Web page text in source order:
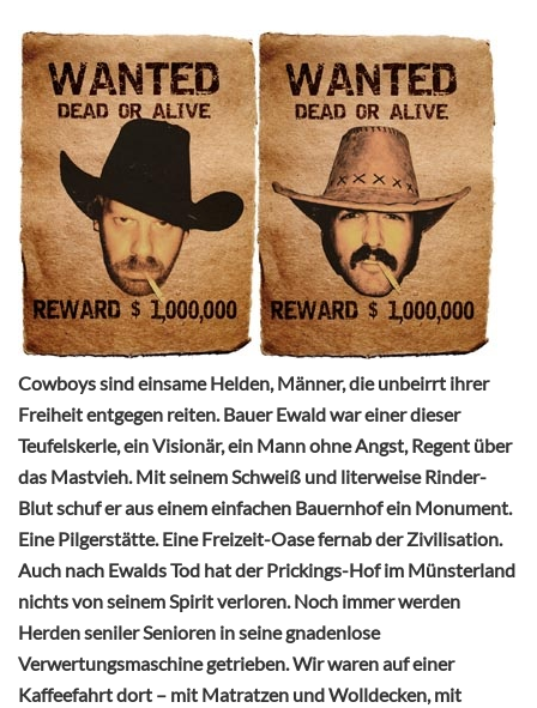
Cowboys sind einsame Helden, Männer, die unbeirrt ihrer
Freiheit entgegen reiten. Bauer Ewald war einer dieser
Teufelskerle, ein Visionär, ein Mann ohne Angst, Regent über
das Mastvieh. Mit seinem Schweiß und literweise Rinder-
Blut schuf er aus einem einfachen Bauernhof ein Monument.
Eine Pilgerstätte. Eine Freizeit-Oase fernab der Zivilisation.
Auch nach Ewalds Tod hat der Prickings-Hof im Münsterland
nichts von seinem Spirit verloren. Noch immer werden
Herden seniler Senioren in seine gnadenlose
Verwertungsmaschine getrieben. Wir waren auf einer
Kaffeefahrt dort – mit Matratzen und Wolldecken, mit